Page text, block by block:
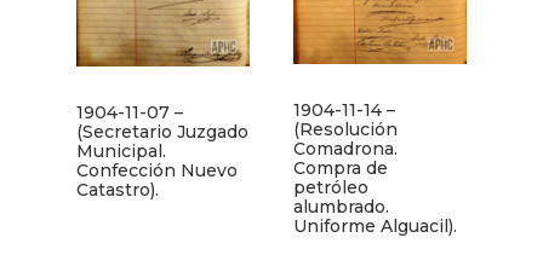
1904-11-07 –
(Secretario Juzgado
Municipal.
Confección Nuevo
Catastro).
1904-11-14 –
(Resolución
Comadrona.
Compra de
petróleo
alumbrado.
Uniforme Alguacil).